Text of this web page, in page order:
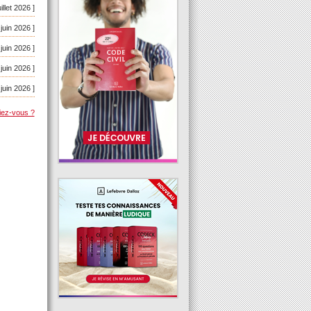
2026 ]
2026 ]
2026 ]
2026 ]
2026 ]
vous ?